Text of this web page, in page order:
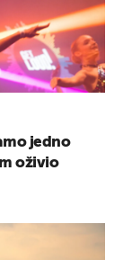
jedno
oživio